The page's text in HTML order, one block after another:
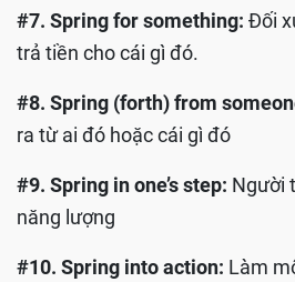
#7. Spring for something: Đối
trả tiền cho cái gì đó.
#8. Spring (forth) from
ra từ ai đó hoặc cái gì đó
#9. Spring in one’s step: Người
năng lượng
#10. Spring into action: Làm